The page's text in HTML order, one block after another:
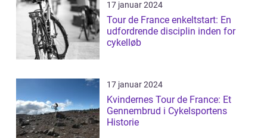
17 januar 2024
Tour de France enkeltstart: En
udfordrende disciplin inden for
cykelløb
17 januar 2024
Kvindernes Tour de France: Et
Gennembrud i Cykelsportens
Historie